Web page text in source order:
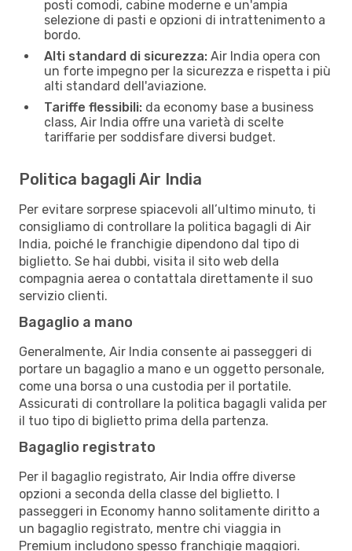
posti comodi, cabine moderne e un'ampia
selezione di pasti e opzioni di intrattenimento a
bordo.
Alti standard di sicurezza: Air India opera con
un forte impegno per la sicurezza e rispetta i più
alti standard dell'aviazione.
Tariffe flessibili: da economy base a business
class, Air India offre una varietà di scelte
tariffarie per soddisfare diversi budget.
Politica bagagli Air India
Per evitare sorprese spiacevoli all’ultimo minuto, ti
consigliamo di controllare la politica bagagli di Air
India, poiché le franchigie dipendono dal tipo di
biglietto. Se hai dubbi, visita il sito web della
compagnia aerea o contattala direttamente il suo
servizio clienti.
Bagaglio a mano
Generalmente, Air India consente ai passeggeri di
portare un bagaglio a mano e un oggetto personale,
come una borsa o una custodia per il portatile.
Assicurati di controllare la politica bagagli valida per
il tuo tipo di biglietto prima della partenza.
Bagaglio registrato
Per il bagaglio registrato, Air India offre diverse
opzioni a seconda della classe del biglietto. I
passeggeri in Economy hanno solitamente diritto a
un bagaglio registrato, mentre chi viaggia in
Premium includono spesso franchigie maggiori.